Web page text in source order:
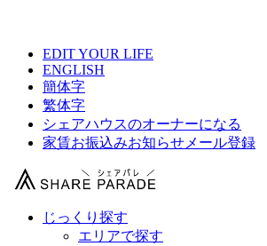
EDIT YOUR LIFE
ENGLISH
簡体字
繁体字
シェアハウスのオーナーになる
家賃お振込みお知らせメール登録
じっくり探す
エリアで探す